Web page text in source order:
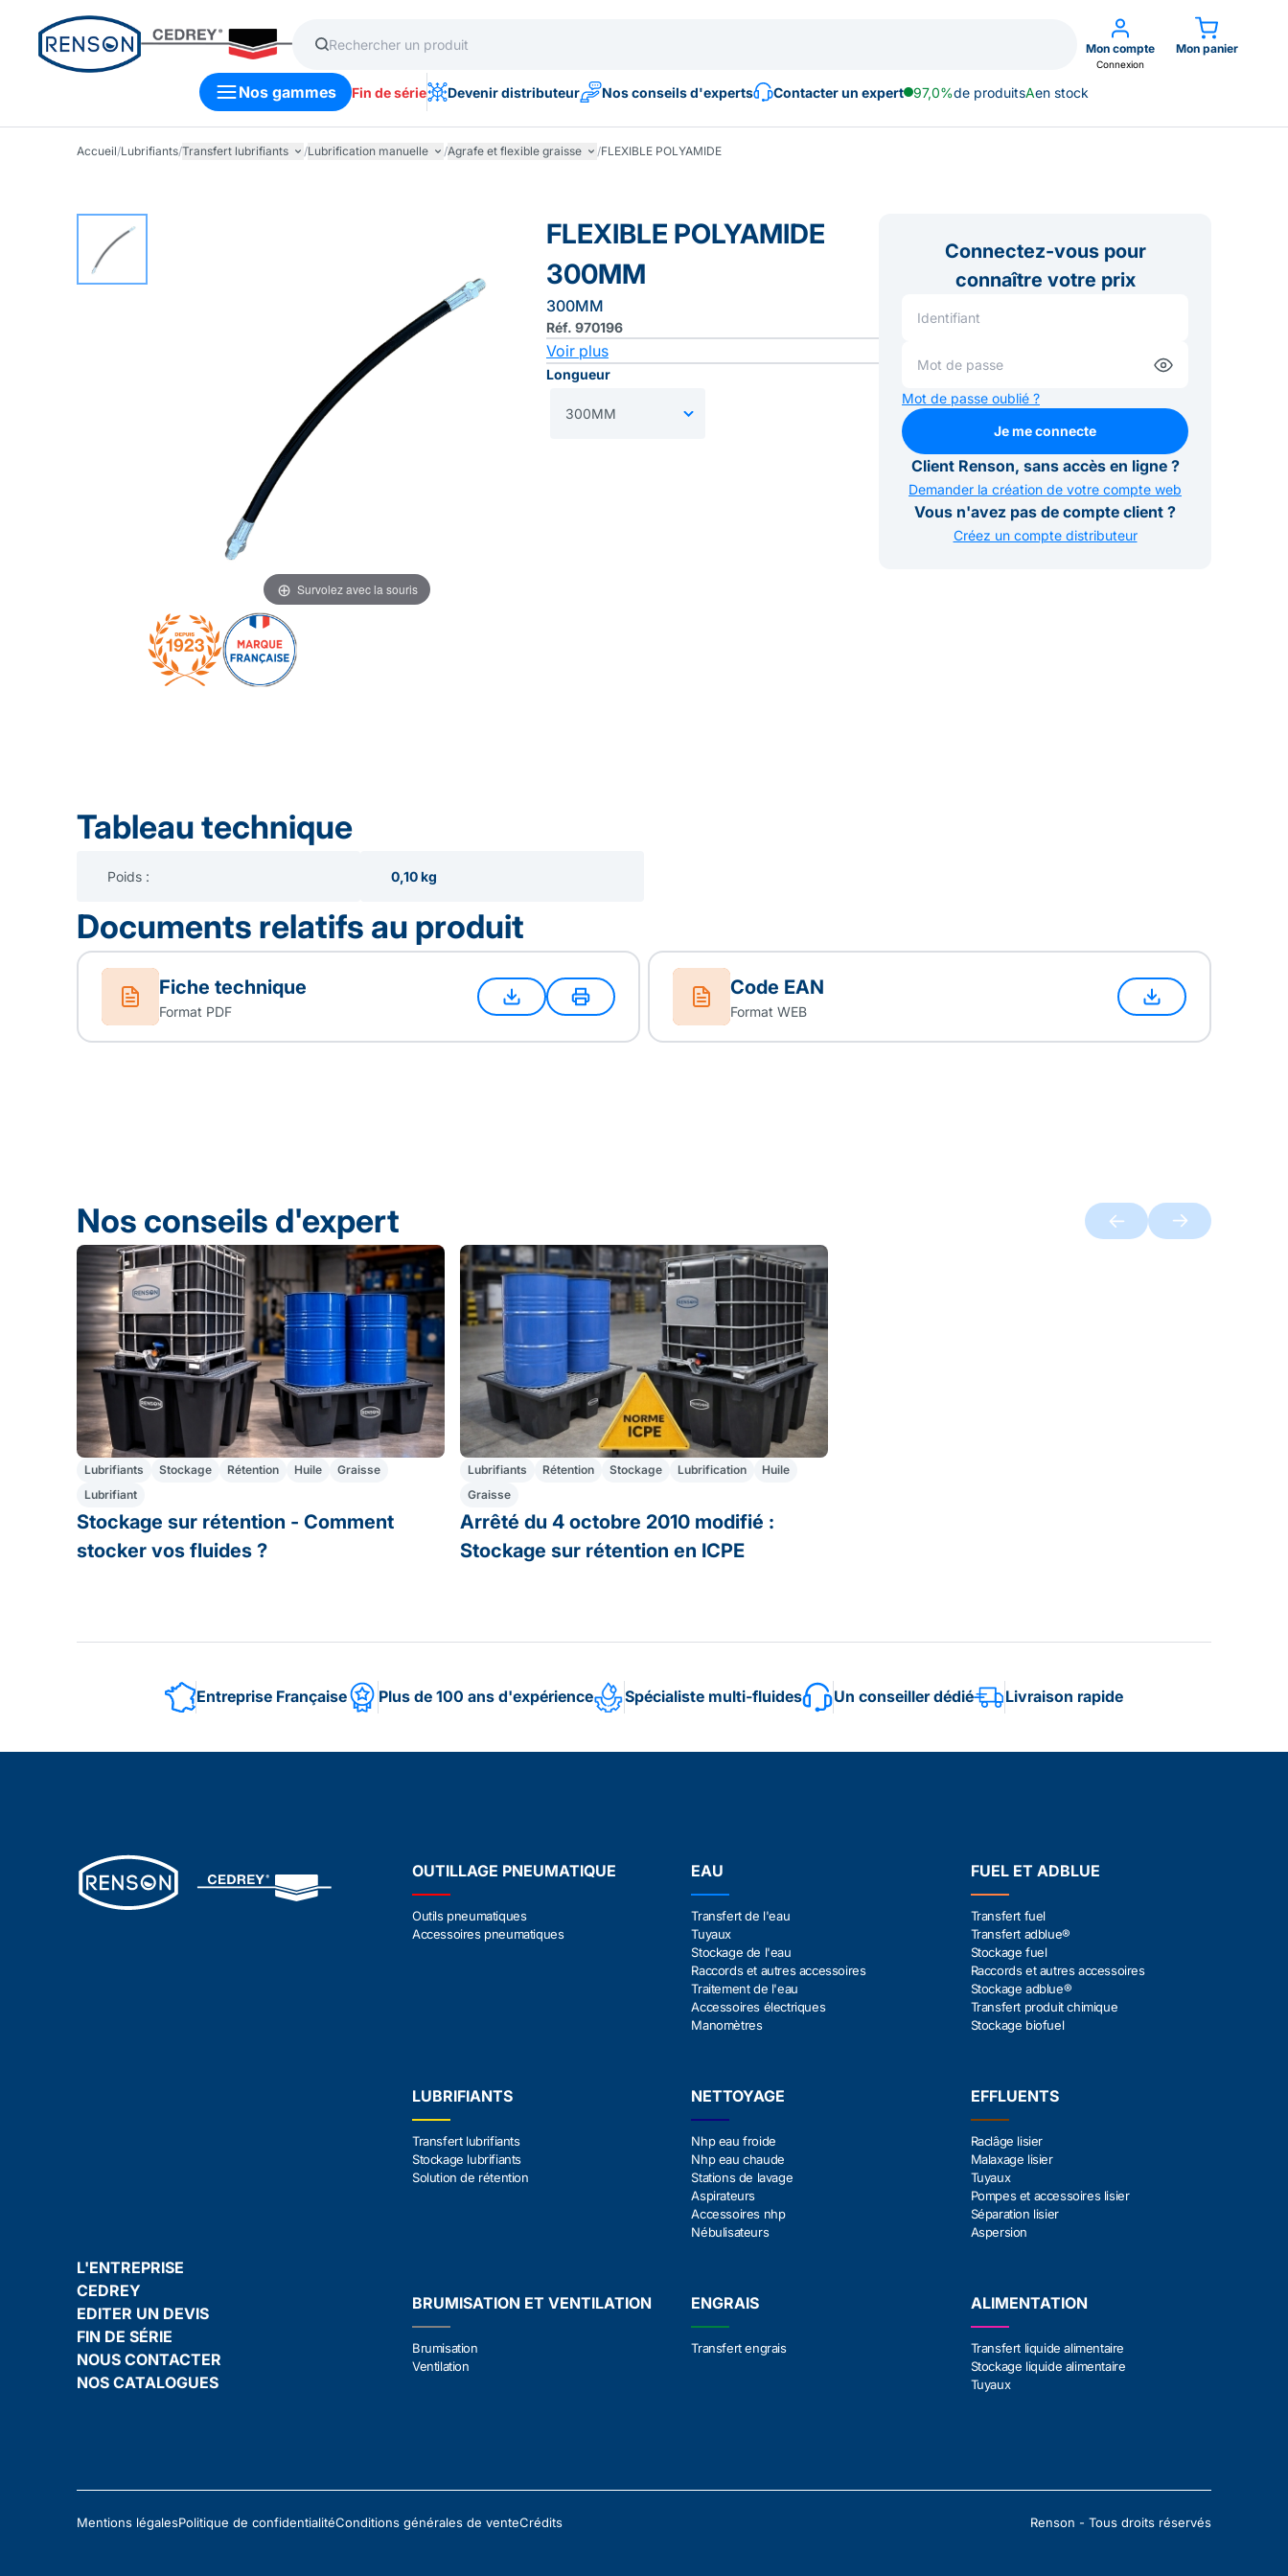
Mon compte
Connexion
Mon panier
Nos gammes Fin de série Devenir distributeur Nos conseils d'experts Contacter un expert 97,0%de produitsAen stock
Accueil/Lubrifiants/Transfert lubrifiants /Lubrification manuelle /Agrafe et flexible graisse /FLEXIBLE POLYAMIDE
Survolez avec la souris
FLEXIBLE POLYAMIDE
300MM
300MM
Réf. 970196
Voir plus
Longueur
Connectez-vous pour
connaître votre prix
Mot de passe oublié ?
Je me connecte
Client Renson, sans accès en ligne ?
Demander la création de votre compte web
Vous n'avez pas de compte client ?
Créez un compte distributeur
Tableau technique
Poids : 0,10 kg
Documents relatifs au produit
Fiche technique
Format PDF
Code EAN
Format WEB
Nos conseils d'expert
Lubrifiants Stockage Rétention Huile
Graisse
Lubrifiant
Stockage sur rétention - Comment
stocker vos fluides ?
Lubrifiants Rétention Stockage Lubrification
Huile
Graisse
Arrêté du 4 octobre 2010 modifié :
Stockage sur rétention en ICPE
Entreprise Française Plus de 100 ans d'expérience Spécialiste multi-fluides Un conseiller dédié Livraison rapide
L'ENTREPRISE
CEDREY
EDITER UN DEVIS
FIN DE SÉRIE
NOUS CONTACTER
NOS CATALOGUES
OUTILLAGE PNEUMATIQUE
Outils pneumatiques
Accessoires pneumatiques
EAU
Transfert de l'eau
Tuyaux
Stockage de l'eau
Raccords et autres accessoires
Traitement de l'eau
Accessoires électriques
Manomètres
FUEL ET ADBLUE
Transfert fuel
Transfert adblue®
Stockage fuel
Raccords et autres accessoires
Stockage adblue®
Transfert produit chimique
Stockage biofuel
LUBRIFIANTS
Transfert lubrifiants
Stockage lubrifiants
Solution de rétention
NETTOYAGE
Nhp eau froide
Nhp eau chaude
Stations de lavage
Aspirateurs
Accessoires nhp
Nébulisateurs
EFFLUENTS
Raclâge lisier
Malaxage lisier
Tuyaux
Pompes et accessoires lisier
Séparation lisier
Aspersion
BRUMISATION ET VENTILATION
Brumisation
Ventilation
ENGRAIS
Transfert engrais
ALIMENTATION
Transfert liquide alimentaire
Stockage liquide alimentaire
Tuyaux
Mentions légalesPolitique de confidentialitéConditions générales de venteCrédits Renson - Tous droits réservés